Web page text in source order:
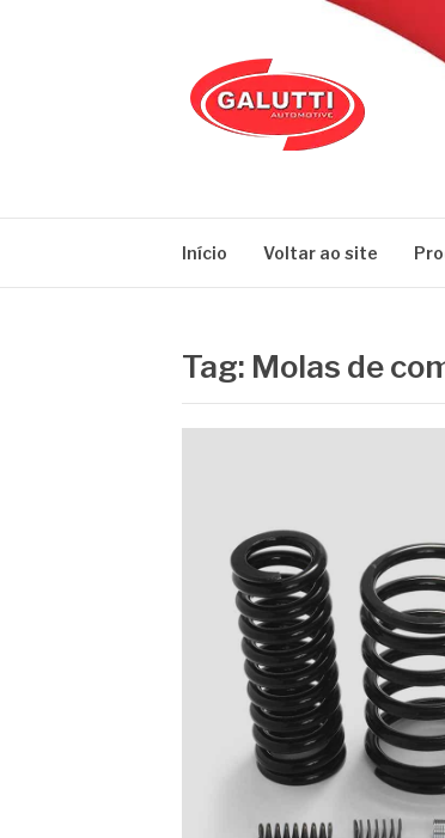
Início Voltar ao site
Tag: Molas de